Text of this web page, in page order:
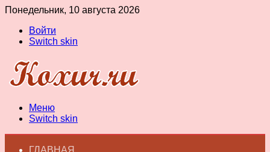
Понедельник, 10 августа 2026
Войти
Switch skin
Меню
Switch skin
ГЛАВНАЯ